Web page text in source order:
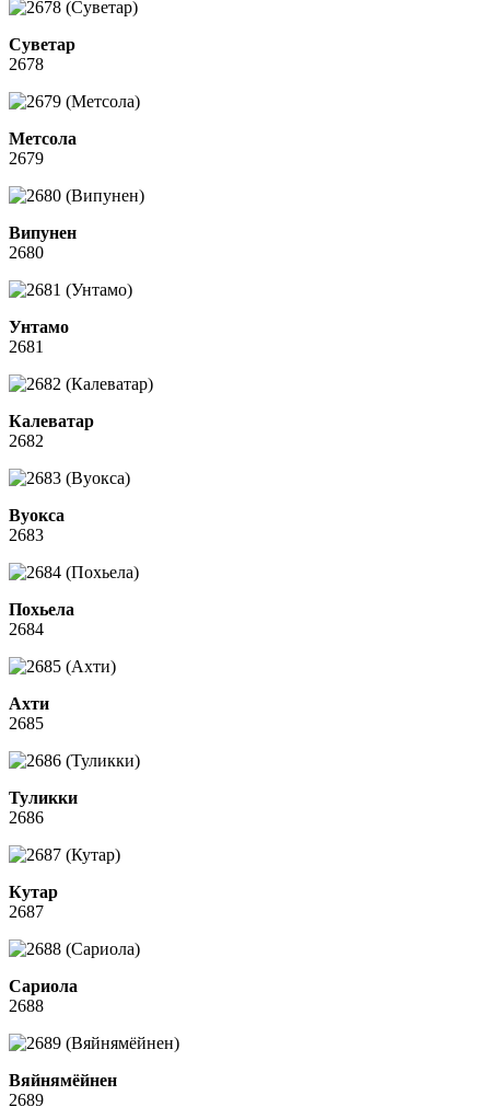
Суветар
2678
Метсола
2679
Випунен
2680
Унтамо
2681
Калеватар
2682
Вуокса
2683
Похьела
2684
Ахти
2685
Туликки
2686
Кутар
2687
Сариола
2688
Вяйнямёйнен
2689